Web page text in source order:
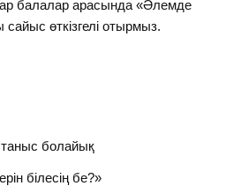
балалар арасында «Әлемде
өткізгелі отырмыз.
болайық
білесің бе?»